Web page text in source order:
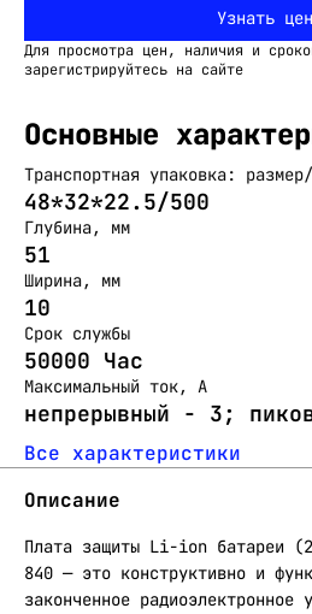
Узнать
Для просмотра цен, наличия и
зарегистрируйтесь на сайте
Основные
Транспортная упаковка:
48*32*22.5/500
Глубина, мм
51
Ширина, мм
10
Срок службы
50000 Час
Максимальный ток, А
непрерывный - 3;
Все характеристики
Описание
Плата защиты Li-ion батареи
840 — это конструктивно и
законченное радиоэлектронное